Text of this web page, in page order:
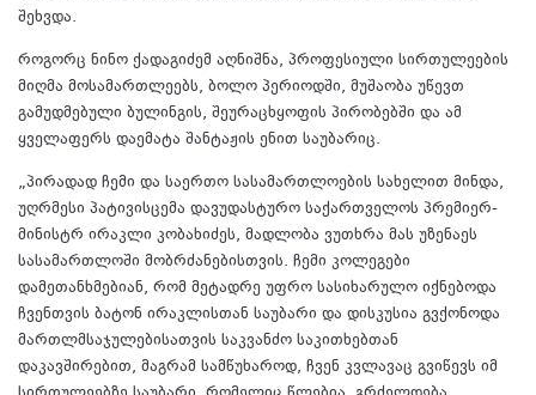
შეხვდა.
როგორც ნინო ქადაგიძემ აღნიშნა, პროფესიული სირთულეების
მიღმა მოსამართლეებს, ბოლო პერიოდში, მუშაობა უწევთ
გამუდმებული ბულინგის, შეურაცხყოფის პირობებში და ამ
ყველაფერს დაემატა შანტაჟის ენით საუბარიც.
„პირადად ჩემი და საერთო სასამართლოების სახელით მინდა,
უღრმესი პატივისცემა დავუდასტურო საქართველოს პრემიერ-
მინისტრ ირაკლი კობახიძეს, მადლობა ვუთხრა მას უზენაეს
სასამართლოში მობრძანებისთვის. ჩემი კოლეგები
დამეთანხმებიან, რომ მეტადრე უფრო სასიხარულო იქნებოდა
ჩვენთვის ბატონ ირაკლისთან საუბარი და დისკუსია გვქონოდა
მართლმსაჯულებისათვის საკვანძო საკითხებთან
დაკავშირებით, მაგრამ სამწუხაროდ, ჩვენ კვლავაც გვიწევს იმ